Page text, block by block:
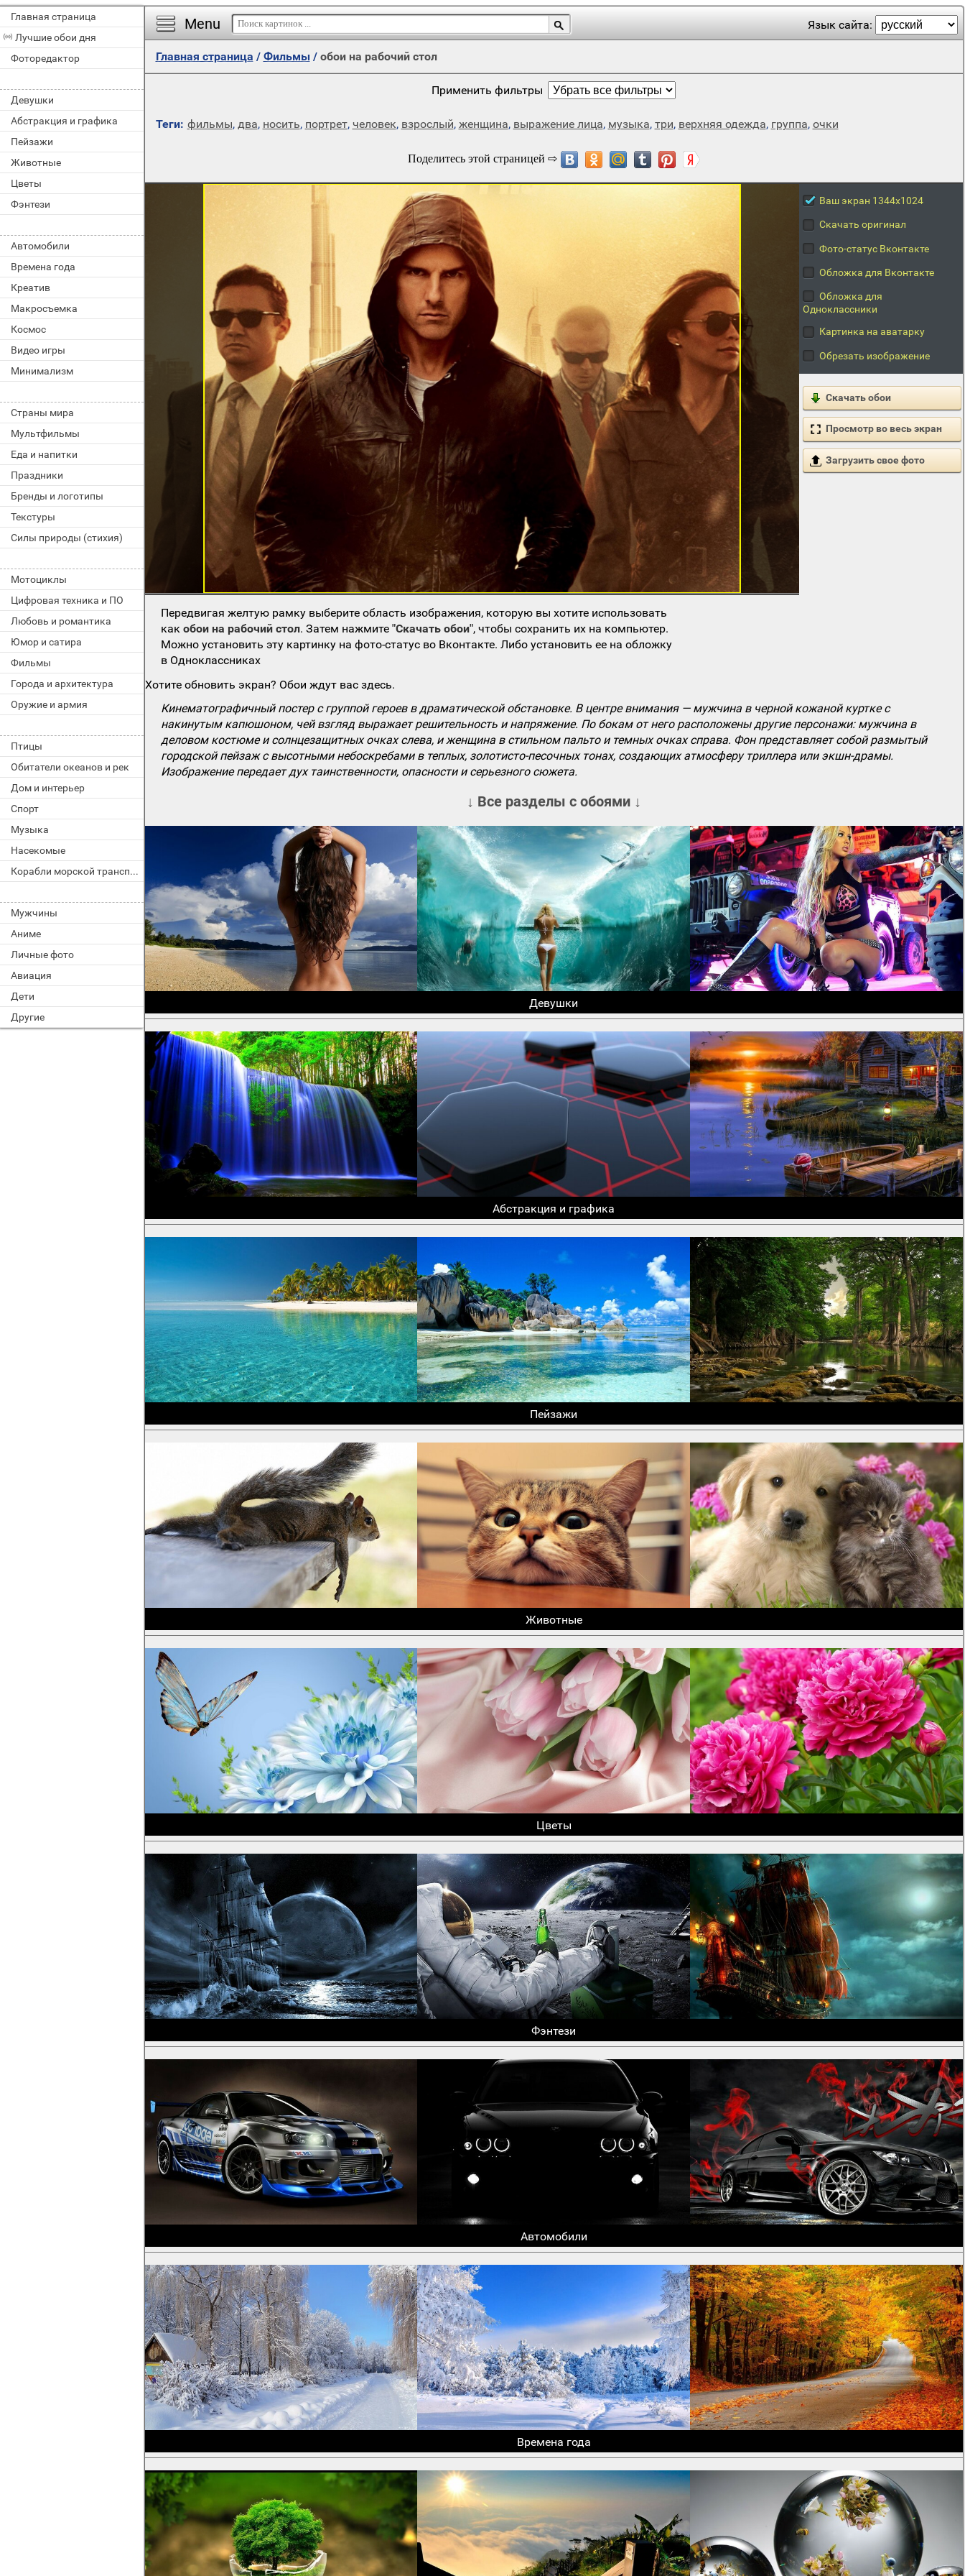
Главная страница
Лучшие обои дня
Фоторедактор
Девушки
Абстракция и графика
Пейзажи
Животные
Цветы
Фэнтези
Автомобили
Времена года
Креатив
Макросъемка
Космос
Видео игры
Минимализм
Страны мира
Мультфильмы
Еда и напитки
Праздники
Бренды и логотипы
Текстуры
Силы природы (стихия)
Мотоциклы
Цифровая техника и ПО
Любовь и романтика
Юмор и сатира
Фильмы
Города и архитектура
Оружие и армия
Птицы
Обитатели океанов и рек
Дом и интерьер
Спорт
Музыка
Насекомые
Корабли морской транспорт
Мужчины
Аниме
Личные фото
Авиация
Дети
Другие
Menu Язык сайта:
Главная страница / Фильмы/ обои на рабочий стол
Применить фильтры
Теги: фильмы, два, носить, портрет, человек, взрослый, женщина, выражение лица, музыка, три, верхняя одежда, группа, очки
Ваш экран 1344x1024
Скачать оригинал
Фото-статус Вконтакте
Обложка для Вконтакте
Обложка для
Одноклассники
Картинка на аватарку
Обрезать изображение
Скачать обои
Просмотр во весь экран
Загрузить свое фото
Передвигая желтую рамку выберите область изображения, которую вы хотите использовать
какобои на рабочий стол. Затем нажмите"Скачать обои", чтобы сохранить их на компьютер.
Можно установить эту картинку на фото-статус во Вконтакте. Либо установить ее на обложку
в Одноклассниках
Хотите обновить экран? Обои ждут вас здесь.
Кинематографичный постер с группой героев в драматической обстановке. В центре внимания — мужчина в черной кожаной куртке с
накинутым капюшоном, чей взгляд выражает решительность и напряжение. По бокам от него расположены другие персонажи: мужчина в
деловом костюме и солнцезащитных очках слева, и женщина в стильном пальто и темных очках справа. Фон представляет собой размытый
городской пейзаж с высотными небоскребами в теплых, золотисто-песочных тонах, создающих атмосферу триллера или экшн-драмы.
Изображение передает дух таинственности, опасности и серьезного сюжета.
↓ Все разделы с обоями ↓
Девушки
Абстракция и графика
Пейзажи
Животные
Цветы
Фэнтези
Автомобили
Времена года